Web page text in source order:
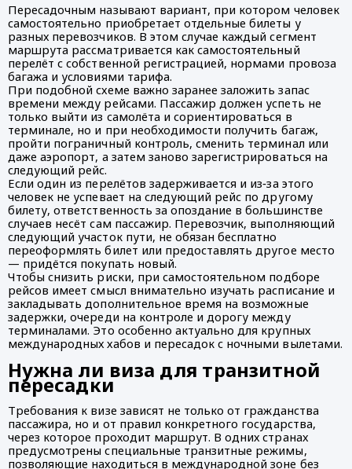
Пересадочным называют вариант, при котором человек
самостоятельно приобретает отдельные билеты у
разных перевозчиков. В этом случае каждый сегмент
маршрута рассматривается как самостоятельный
перелёт с собственной регистрацией, нормами провоза
багажа и условиями тарифа.
При подобной схеме важно заранее заложить запас
времени между рейсами. Пассажир должен успеть не
только выйти из самолёта и сориентироваться в
терминале, но и при необходимости получить багаж,
пройти пограничный контроль, сменить терминал или
даже аэропорт, а затем заново зарегистрироваться на
следующий рейс.
Если один из перелётов задерживается и из‑за этого
человек не успевает на следующий рейс по другому
билету, ответственность за опоздание в большинстве
случаев несёт сам пассажир. Перевозчик, выполняющий
следующий участок пути, не обязан бесплатно
переоформлять билет или предоставлять другое место
— придётся покупать новый.
Чтобы снизить риски, при самостоятельном подборе
рейсов имеет смысл внимательно изучать расписание и
закладывать дополнительное время на возможные
задержки, очереди на контроле и дорогу между
терминалами. Это особенно актуально для крупных
международных хабов и пересадок с ночными вылетами.
Нужна ли виза для транзитной
пересадки
Требования к визе зависят не только от гражданства
пассажира, но и от правил конкретного государства,
через которое проходит маршрут. В одних странах
предусмотрены специальные транзитные режимы,
позволяющие находиться в международной зоне без